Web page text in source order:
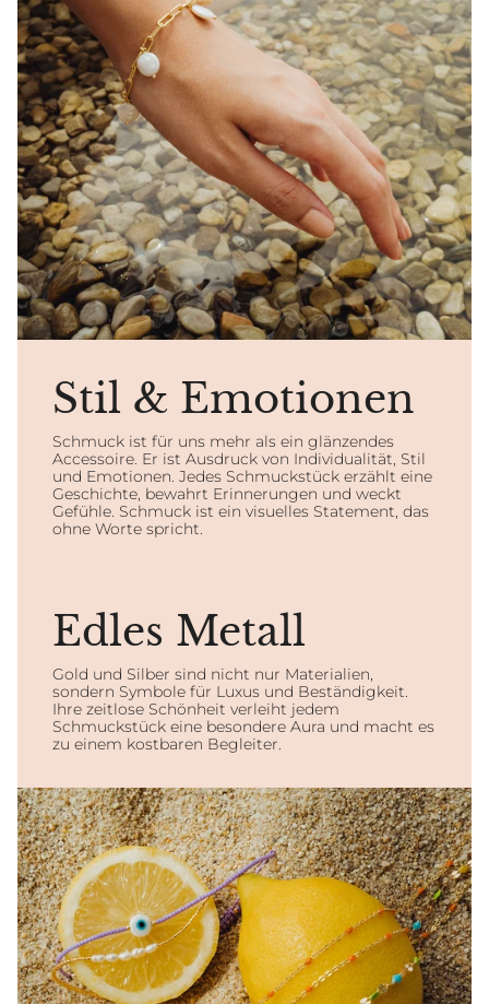
Stil & Emotionen
Schmuck ist für uns mehr als ein glänzendes
Accessoire. Er ist Ausdruck von Individualität, Stil
und Emotionen. Jedes Schmuckstück erzählt eine
Geschichte, bewahrt Erinnerungen und weckt
Gefühle. Schmuck ist ein visuelles Statement, das
ohne Worte spricht.
Edles Metall
Gold und Silber sind nicht nur Materialien,
sondern Symbole für Luxus und Beständigkeit.
Ihre zeitlose Schönheit verleiht jedem
Schmuckstück eine besondere Aura und macht es
zu einem kostbaren Begleiter.